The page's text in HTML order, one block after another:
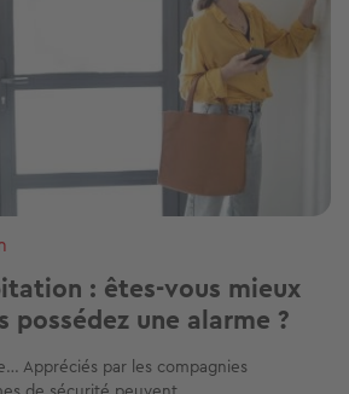
: êtes-vous mieux
possédez une alarme ?
Appréciés par les compagnies